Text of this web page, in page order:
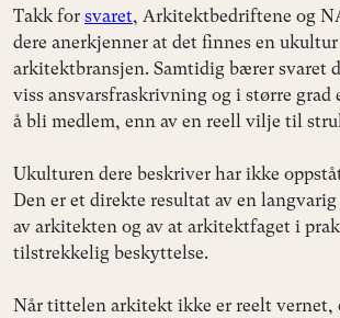
Takk for svaret, Arkitektbedriftene og
dere anerkjenner at det finnes en
arkitektbransjen. Samtidig bærer svaret
viss ansvarsfraskrivning og i større
å bli medlem, enn av en reell vilje til
Ukulturen dere beskriver har ikke
Den er et direkte resultat av en
av arkitekten og av at arkitektfaget i
tilstrekkelig beskyttelse.
Når tittelen arkitekt ikke er reelt vernet,